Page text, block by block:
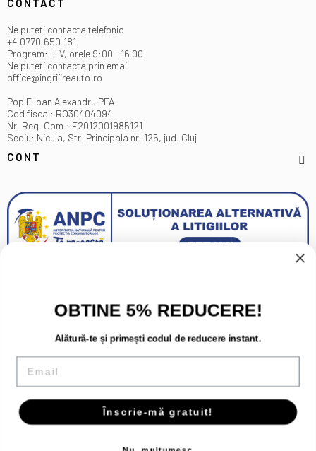
CONTACT
Ne puteti contacta telefonic
+4 0770.650.181
Program: L-V, orele 9:00 - 16.00
Ne puteti contacta prin email
office@ingrijireauto.ro
Pop E Ioan Alexandru PFA
Cod fiscal: RO30404094
Nr. Reg. Com.: F2012001985121
Sediu: Nicula, Str. Principala nr. 125, jud. Cluj
CONT
Copyright 2026 - Toate drepturile rezervate.
OBTINE 5% REDUCERE!
Alătură-te și primești codul de reducere instant.
Email
Înscrie-mă gratuit!